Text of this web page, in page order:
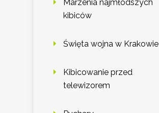
Marzenia najmłodszych
kibiców
Święta wojna w Krakowie
Kibicowanie przed
telewizorem